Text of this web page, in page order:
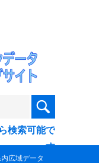
検索可能で
す
広域データ